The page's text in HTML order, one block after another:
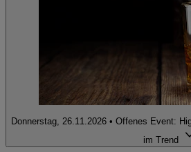
Donnerstag, 26.11.2026 • Offenes Event:
im Trend